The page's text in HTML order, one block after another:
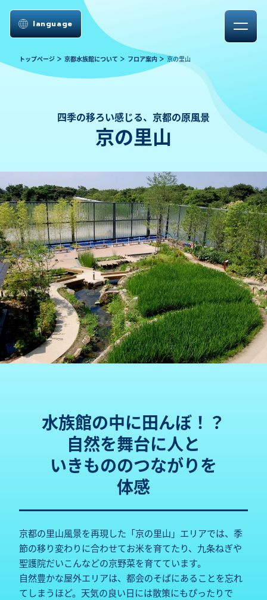
language
トップページ 京都水族館について フロア案内 京の里山
四季の移ろい感じる、京都の原風景
京の里山
水族館の中に田んぼ！？
自然を舞台に人と
いきもののつながりを
体感
京都の里山風景を再現した「京の里山」エリアでは、季
節の移り変わりに合わせてお米を育てたり、九条ねぎや
聖護院だいこんなどの京野菜を育てています。
自然豊かな屋外エリアは、都会のそばにあることを忘れ
てしまうほど。天気の良い日には散策にもぴったりで